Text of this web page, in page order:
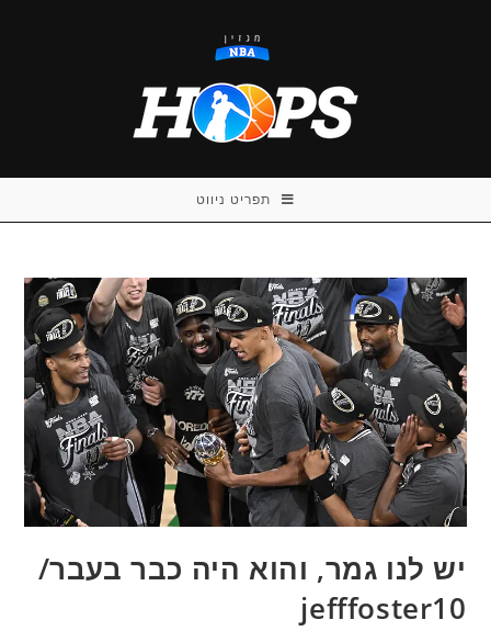
תפריט ניווט
יש לנו גמר, והוא היה כבר בעבר/
jefffoster10